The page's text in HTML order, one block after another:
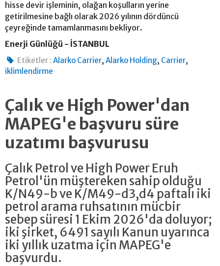
hisse devir işleminin, olağan koşulların yerine
getirilmesine bağlı olarak 2026 yılının dördüncü
çeyreğinde tamamlanmasını bekliyor.
Enerji Günlüğü - İSTANBUL
Etiketler : Alarko Carrier,Alarko Holding, Carrier,
iklimlendirme
Çalık ve High Power'dan
MAPEG'e başvuru süre
uzatımı başvurusu
Çalık Petrol ve High Power Eruh
Petrol'ün müştereken sahip olduğu
K/N49-b ve K/M49-d3,d4 paftalı iki
petrol arama ruhsatının mücbir
sebep süresi 1 Ekim 2026'da doluyor;
iki şirket, 6491 sayılı Kanun uyarınca
iki yıllık uzatma için MAPEG'e
başvurdu.